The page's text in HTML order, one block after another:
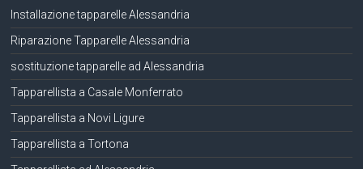
Installazione tapparelle Alessandria
Riparazione Tapparelle Alessandria
sostituzione tapparelle ad Alessandria
Tapparellista a Casale Monferrato
Tapparellista a Novi Ligure
Tapparellista a Tortona